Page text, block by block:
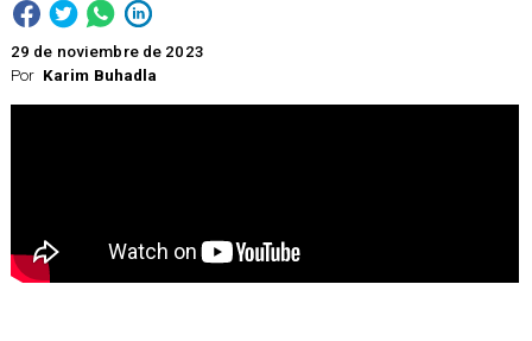
Por Karim Buhadla
29 de noviembre de 2023